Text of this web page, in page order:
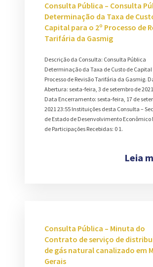
Consulta Pública – Consulta
Determinação da Taxa de
Capital para o 2º Processo de
Tarifária da Gasmig
Descrição da Consulta: Consulta Pública
Determinação da Taxa de Custo de Capital
Processo de Revisão Tarifária da Gasmig.
Abertura: sexta-feira, 3 de setembro de
Data Encerramento: sexta-feira, 17 de
2021 23:55 Instituições desta Consulta –
de Estado de Desenvolvimento Econômico
de Participações Recebidas: 0 1.
Leia
Consulta Pública – Minuta do
Contrato de serviço de
de gás natural canalizado em
Gerais